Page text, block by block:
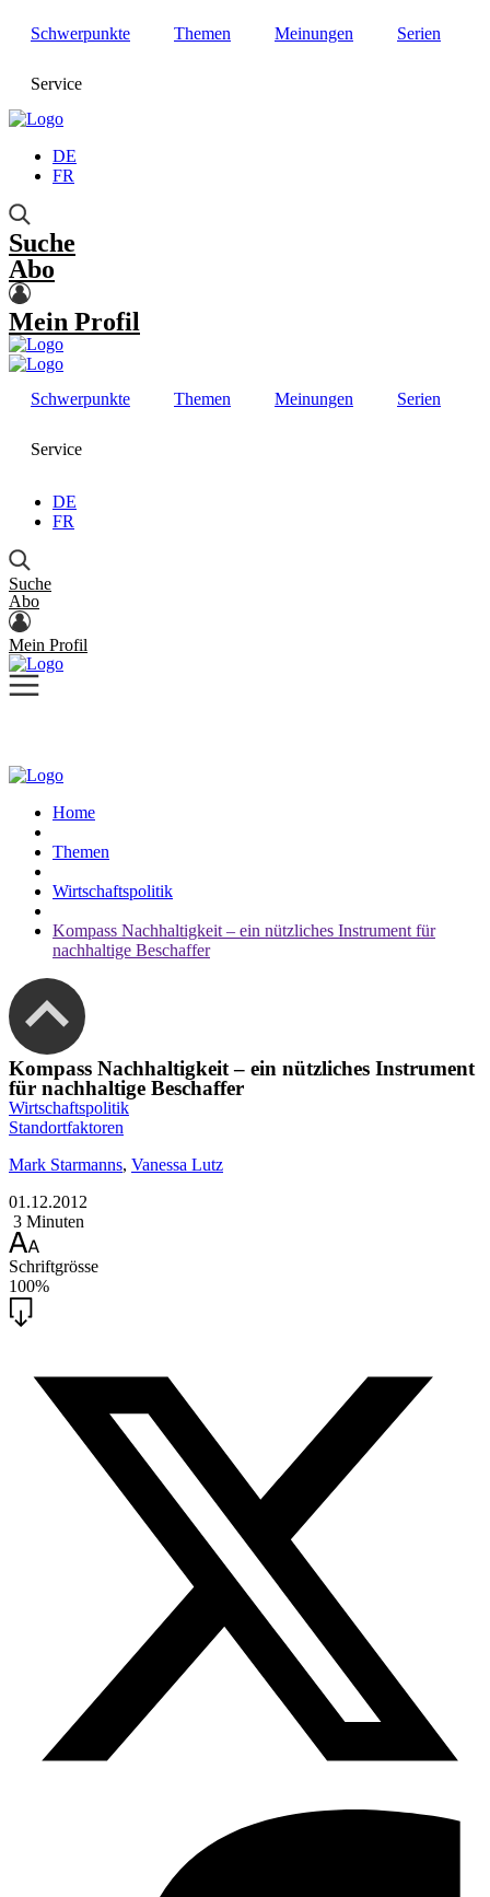
Schwerpunkte Themen Meinungen Serien
Service
DE
FR
Suche
Abo
Mein Profil
Schwerpunkte Themen Meinungen Serien
Service
DE
FR
Suche
Abo
Mein Profil
Home
Themen
Wirtschaftspolitik
Kompass Nachhaltigkeit – ein nützliches Instrument für
nachhaltige Beschaffer
Kompass Nachhaltigkeit – ein nützliches Instrument
für nachhaltige Beschaffer
Wirtschaftspolitik
Standortfaktoren
Mark Starmanns, Vanessa Lutz
01.12.2012
3 Minuten
Schriftgrösse
100%